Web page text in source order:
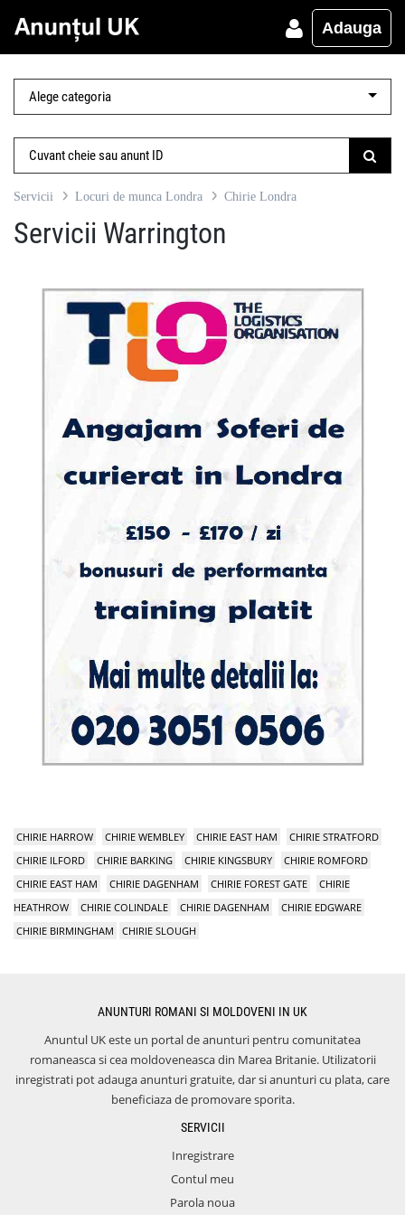
Adauga
Servicii Locuri de munca Londra Chirie Londra
Servicii Warrington
CHIRIE HARROW CHIRIE WEMBLEY CHIRIE EAST HAM
CHIRIE STRATFORD
CHIRIE ILFORD
CHIRIE BARKING CHIRIE KINGSBURY
CHIRIE ROMFORD
CHIRIE EAST HAM
CHIRIE DAGENHAM CHIRIE FOREST GATE
CHIRIE
HEATHROW
CHIRIE COLINDALE CHIRIE DAGENHAM
CHIRIE EDGWARE
CHIRIE BIRMINGHAM
CHIRIE SLOUGH
ANUNTURI ROMANI SI MOLDOVENI IN UK
Anuntul UK este un portal de anunturi pentru comunitatea
romaneasca si cea moldoveneasca din Marea Britanie. Utilizatorii
inregistrati pot adauga anunturi gratuite, dar si anunturi cu plata, care
beneficiaza de promovare sporita.
SERVICII
Inregistrare
Contul meu
Parola noua